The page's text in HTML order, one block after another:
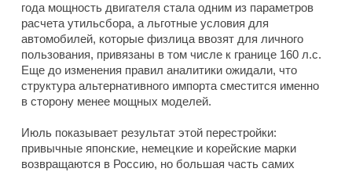
года мощность двигателя стала одним из параметров
расчета утильсбора, а льготные условия для
автомобилей, которые физлица ввозят для личного
пользования, привязаны в том числе к границе 160 л.с.
Еще до изменения правил аналитики ожидали, что
структура альтернативного импорта сместится именно
в сторону менее мощных моделей.
Июль показывает результат этой перестройки:
привычные японские, немецкие и корейские марки
возвращаются в Россию, но большая часть самих